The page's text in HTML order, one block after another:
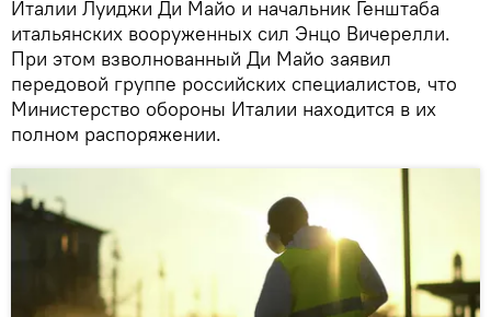
Италии Луиджи Ди Майо и начальник Генштаба
итальянских вооруженных сил Энцо Вичерелли.
При этом взволнованный Ди Майо заявил
передовой группе российских специалистов, что
Министерство обороны Италии находится в их
полном распоряжении.